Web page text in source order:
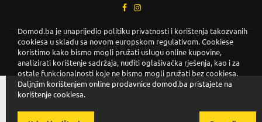
Copyright © 2026. DOMOD.
Uslovi korištenja.
Domod.ba je unaprijedio politiku privatnosti i korištenja takozvanih
cookiesa u skladu sa novom europskom regulativom. Cookiese
koristimo kako bismo mogli pružati uslugu online kupovine,
analizirati korištenje sadržaja, nuditi oglašivačka rješenja, kao i za
ostale funkcionalnosti koje ne bismo mogli pružati bez cookiesa.
Daljnjim korištenjem online prodavnice domod.ba pristajete na
korištenje cookiesa.